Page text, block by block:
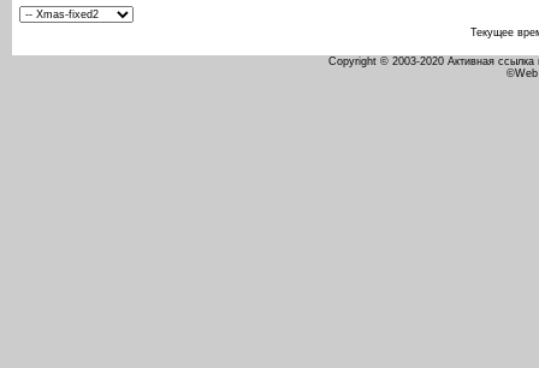
Текущее
Copyright © 2003-2020 Активная ссылка